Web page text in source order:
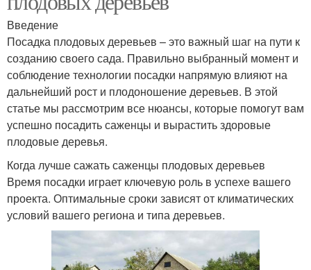
Введение
Посадка плодовых деревьев – это важный шаг на пути к
созданию своего сада. Правильно выбранный момент и
соблюдение технологии посадки напрямую влияют на
дальнейший рост и плодоношение деревьев. В этой
статье мы рассмотрим все нюансы, которые помогут вам
успешно посадить саженцы и вырастить здоровые
плодовые деревья.
Когда лучше сажать саженцы плодовых деревьев
Время посадки играет ключевую роль в успехе вашего
проекта. Оптимальные сроки зависят от климатических
условий вашего региона и типа деревьев.